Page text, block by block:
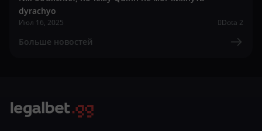
dyrachyo
Июл 16, 2025 Dota 2
Больше новостей